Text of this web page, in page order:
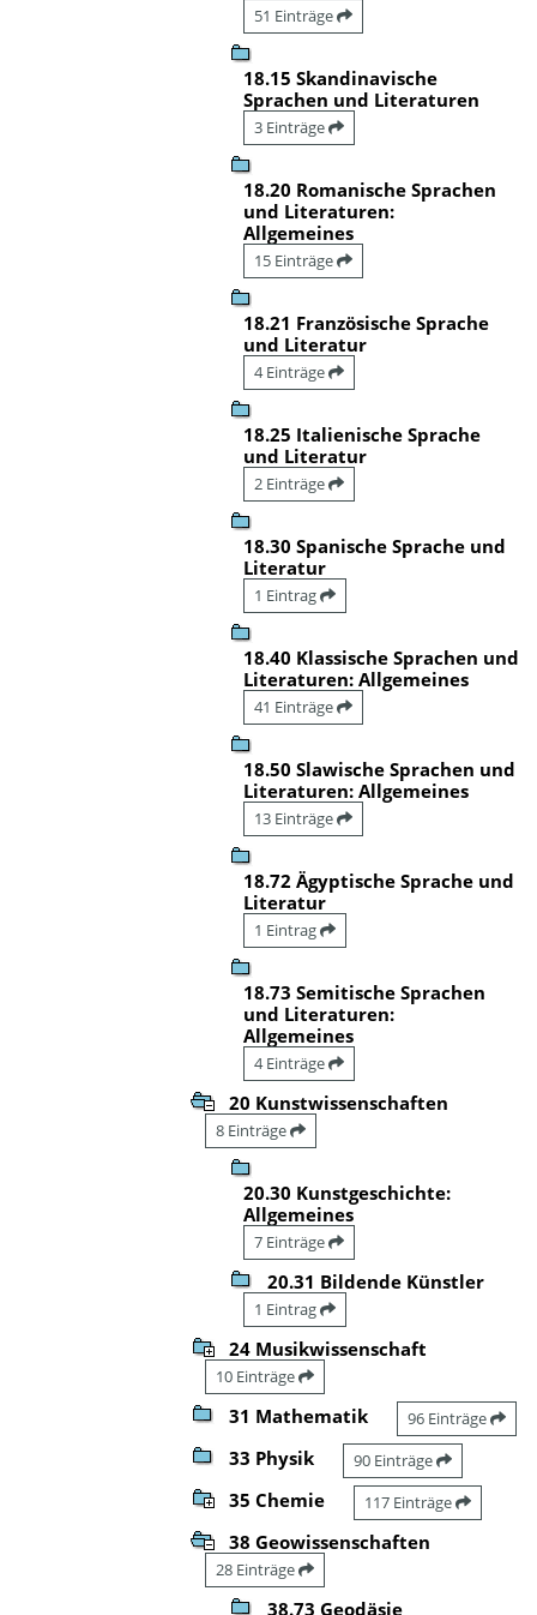
51 Einträge
18.15 Skandinavische
Sprachen und Literaturen
3 Einträge
18.20 Romanische Sprachen
und Literaturen:
Allgemeines
15 Einträge
18.21 Französische Sprache
und Literatur
4 Einträge
18.25 Italienische Sprache
und Literatur
2 Einträge
18.30 Spanische Sprache und
Literatur
1 Eintrag
18.40 Klassische Sprachen und
Literaturen: Allgemeines
41 Einträge
18.50 Slawische Sprachen und
Literaturen: Allgemeines
13 Einträge
18.72 Ägyptische Sprache und
Literatur
1 Eintrag
18.73 Semitische Sprachen
und Literaturen:
Allgemeines
4 Einträge
20 Kunstwissenschaften
8 Einträge
20.30 Kunstgeschichte:
Allgemeines
7 Einträge
20.31 Bildende Künstler
1 Eintrag
24 Musikwissenschaft
10 Einträge
31 Mathematik 96 Einträge
33 Physik 90 Einträge
35 Chemie 117 Einträge
38 Geowissenschaften
28 Einträge
38.73 Geodäsie